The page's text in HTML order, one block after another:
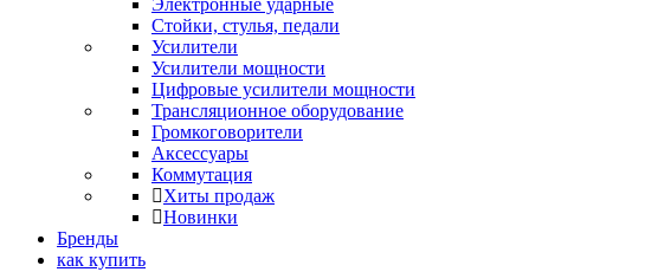
Электронные ударные
Стойки, стулья, педали
Усилители
Усилители мощности
Цифровые усилители мощности
Трансляционное оборудование
Громкоговорители
Аксессуары
Коммутация
Хиты продаж
Новинки
Бренды
как купить